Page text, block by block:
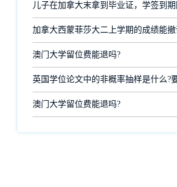
儿子在加拿大末拿到毕业证，学签到
加拿大西蒙菲莎大二上学期的成绩能
澳门大学留位费能退吗?
英国学位论文中的非概率抽样是什么?
澳门大学留位费能退吗?